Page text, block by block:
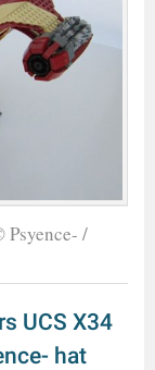
Psyence- /
UCS X34
hat